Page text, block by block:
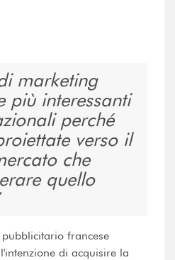
marketing
più interessanti
perché
verso il
che
quello
francese
di acquisire la